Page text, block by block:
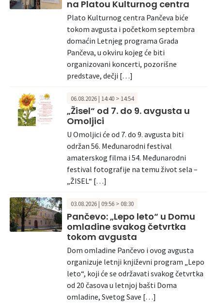
na Platou Kulturnog centra
Plato Kulturnog centra Pančeva biće
tokom avgusta i početkom septembra
domaćin Letnjeg programa Grada
Pančeva, u okviru kojeg će biti
organizovani koncerti, pozorišne
predstave, dečji […]
06.08.2026 | 14:40 > 14:54
„Žisel“ od 7. do 9. avgusta u
Omoljici
U Omoljici će od 7. do 9. avgusta biti
održan 56. Međunarodni festival
amaterskog filma i 54. Međunarodni
festival fotografije na temu život sela –
„ŽISEL“ […]
03.08.2026 | 09:56 > 08:30
Pančevo: „Lepo leto“ u Domu
omladine svakog četvrtka
tokom avgusta
Dom omladine Pančevo i ovog avgusta
organizuje letnji književni program „Lepo
leto“, koji će se održavati svakog četvrtka
od 20 časova u letnjoj bašti Doma
omladine, Svetog Save […]